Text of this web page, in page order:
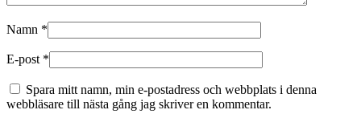
Namn *
E-post *
Spara mitt namn, min e-postadress och webbplats i denna
webbläsare till nästa gång jag skriver en kommentar.